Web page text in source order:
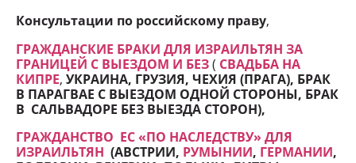
Консультации по российскому праву,
ГРАЖДАНСКИЕ БРАКИ ДЛЯ ИЗРАИЛЬТЯН ЗА
ГРАНИЦЕЙ С ВЫЕЗДОМ И БЕЗ( СВАДЬБА НА
КИПРЕ, УКРАИНА, ГРУЗИЯ, ЧЕХИЯ (ПРАГА), БРАК
В ПАРАГВАЕ С ВЫЕЗДОМ ОДНОЙ СТОРОНЫ, БРАК
В САЛЬВАДОРЕ БЕЗ ВЫЕЗДА СТОРОН),
ГРАЖДАНСТВО ЕC «ПО НАСЛЕДСТВУ» ДЛЯ
ИЗРАИЛЬТЯН (АВСТРИИ, РУМЫНИИ, ГЕРМАНИИ,